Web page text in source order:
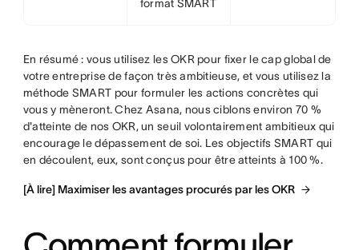
format SMART
En résumé : vous utilisez les OKR pour fixer le cap global de
votre entreprise de façon très ambitieuse, et vous utilisez la
méthode SMART pour formuler les actions concrètes qui
vous y mèneront. Chez Asana, nous ciblons environ 70 %
d'atteinte de nos OKR, un seuil volontairement ambitieux qui
encourage le dépassement de soi. Les objectifs SMART qui
en découlent, eux, sont conçus pour être atteints à 100 %.
[À lire] Maximiser les avantages procurés par les OKR